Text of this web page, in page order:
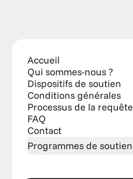
Accueil
Qui sommes-nous ?
Dispositifs de soutien
Conditions générales
Processus de la requête
FAQ
Contact
Programmes de soutien